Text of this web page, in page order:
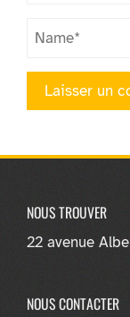
NOUS TROUVER
22 avenue
NOUS CONTACTER